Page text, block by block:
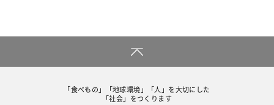
「食べもの」「地球環境」「人」を大切にした
「社会」をつくります